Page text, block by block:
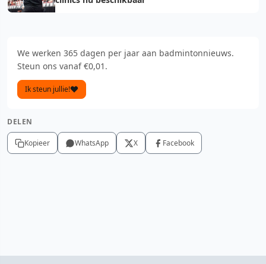
We werken 365 dagen per jaar aan badmintonnieuws.
Steun ons vanaf €0,01.
Ik steun jullie!
DELEN
Kopieer WhatsApp X Facebook